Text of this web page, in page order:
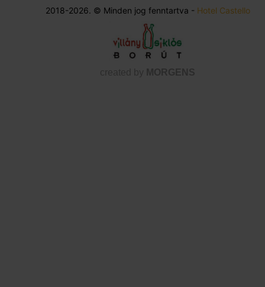
2018-2026. © Minden jog fenntartva - Hotel Castello